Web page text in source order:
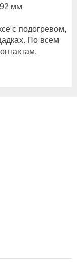
мм
с подогревом,
По всем